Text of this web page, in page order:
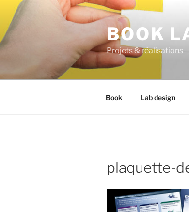
BOOK
Projets & réalisations
Book Lab design
plaquette-